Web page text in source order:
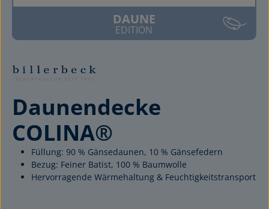
DAUNE
EDITION
Daunendecke
COLINA®
Füllung: 90 % Gänsedaunen, 10 % Gänsefedern
Bezug: Feiner Batist, 100 % Baumwolle
Hervorragende Wärmehaltung & Feuchtigkeitstransport